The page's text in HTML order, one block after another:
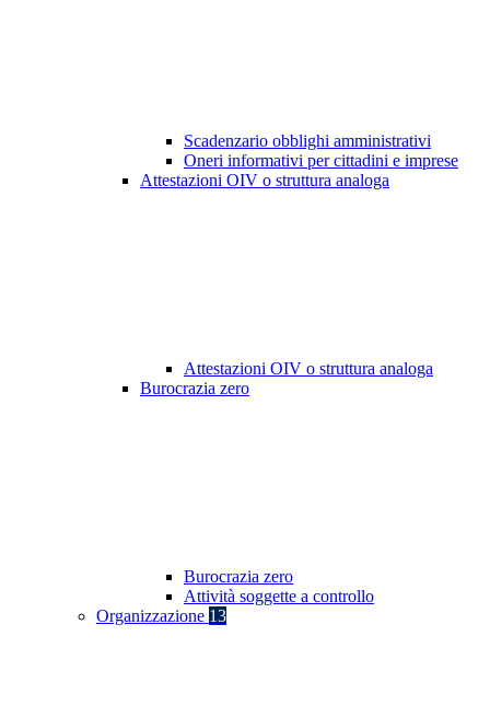
Scadenzario obblighi amministrativi
Oneri informativi per cittadini e imprese
Attestazioni OIV o struttura analoga
Attestazioni OIV o struttura analoga
Burocrazia zero
Burocrazia zero
Attività soggette a controllo
Organizzazione 13